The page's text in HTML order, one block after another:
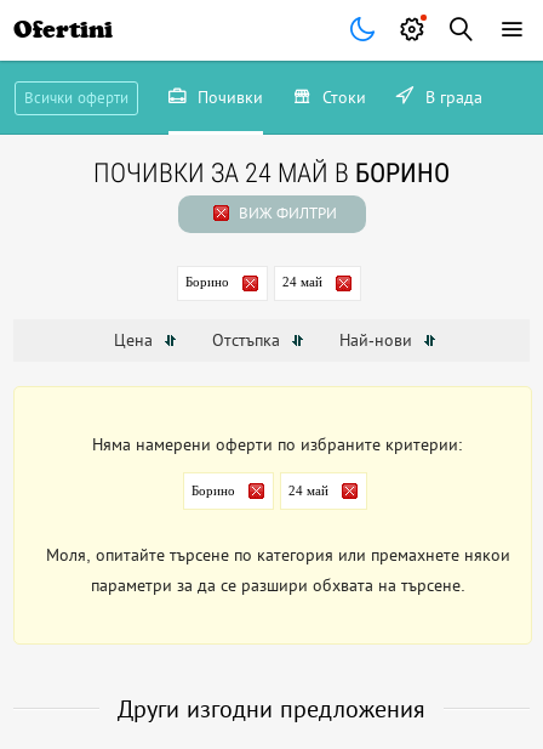
Ofertini
Всички оферти Почивки Стоки В града
ПОЧИВКИ ЗА 24 МАЙ В БОРИНО
ВИЖ ФИЛТРИ
Борино 24 май
Цена Отстъпка Най-нови
Няма намерени оферти по избраните критерии:
Борино 24 май
Моля, опитайте търсене по категория или премахнете някои
параметри за да се разшири обхвата на търсене.
Други изгодни предложения